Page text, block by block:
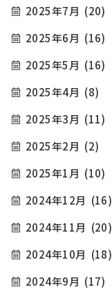
2025年7月 (20)
2025年6月 (16)
2025年5月 (16)
2025年4月 (8)
2025年3月 (11)
2025年2月 (2)
2025年1月 (10)
2024年12月 (16)
2024年11月 (20)
2024年10月 (18)
2024年9月 (17)